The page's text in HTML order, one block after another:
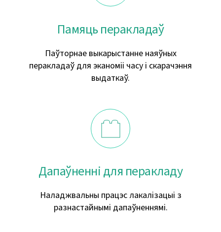
Памяць перакладаў
Паўторнае выкарыстанне наяўных
перакладаў для эканоміі часу і скарачэння
выдаткаў.
Дапаўненні для перакладу
Наладжвальны працэс лакалізацыі з
разнастайнымі дапаўненнямі.